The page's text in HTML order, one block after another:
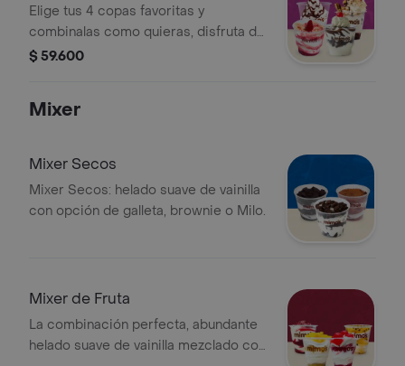
Elige tus 4 copas favoritas y
combinalas como quieras, disfruta de
nuestras deliciosas combinaciones
$ 59.600
Mixer
Mixer Secos
Mixer Secos: helado suave de vainilla
con opción de galleta, brownie o Milo.
Mixer de Fruta
La combinación perfecta, abundante
helado suave de vainilla mezclado con